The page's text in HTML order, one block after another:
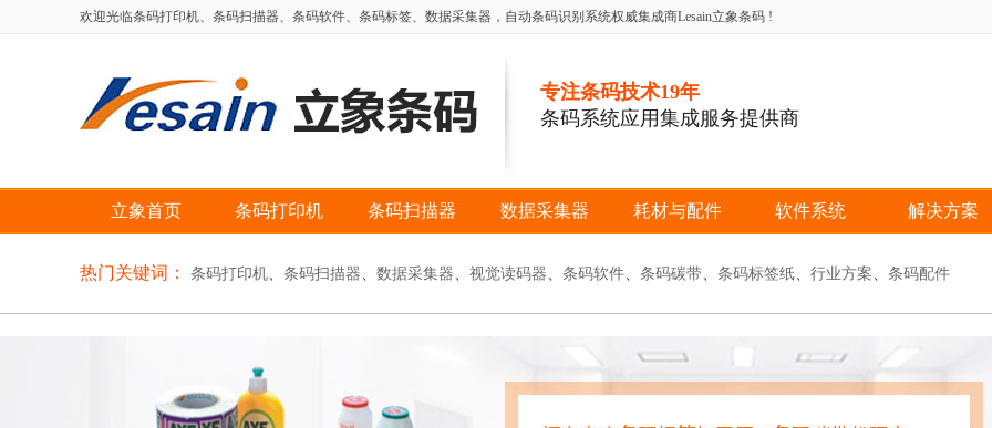
欢迎光临条码打印机、条码扫描器、条码软件、条码标签、数据采集器，自动条码识别系统权威集成商Lesain立象条码 !
专注条码技术19年
条码系统应用集成服务提供商
立象首页 条码打印机 条码扫描器 数据采集器 耗材与配件 软件系统 解决方案
热门关键词： 条码打印机、 条码扫描器、 数据采集器、 视觉读码器、 条码软件、 条码碳带、 条码标签纸、 行业方案、 条码配件